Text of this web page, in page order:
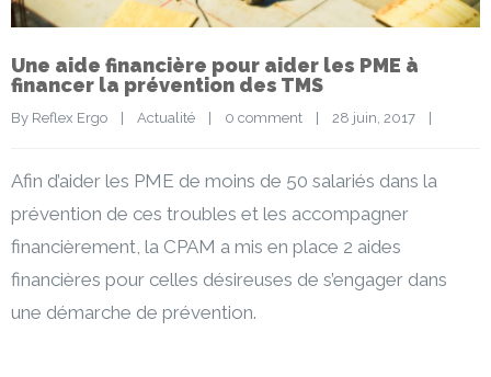
Une aide financière pour aider les PME à
financer la prévention des TMS
By Reflex Ergo | Actualité | 0 comment | 28 juin, 2017 |
Afin d’aider les PME de moins de 50 salariés dans la
prévention de ces troubles et les accompagner
financièrement, la CPAM a mis en place 2 aides
financières pour celles désireuses de s’engager dans
une démarche de prévention.